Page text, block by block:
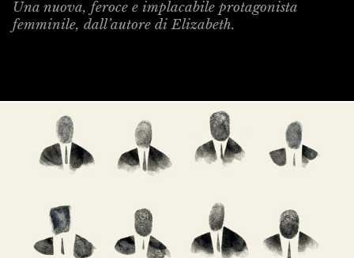
Una nuova, feroce e implacabile protagonista
femminile, dall’autore di Elizabeth.